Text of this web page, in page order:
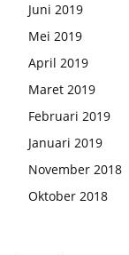
Juni 2019
Mei 2019
April 2019
Maret 2019
Februari 2019
Januari 2019
November 2018
Oktober 2018